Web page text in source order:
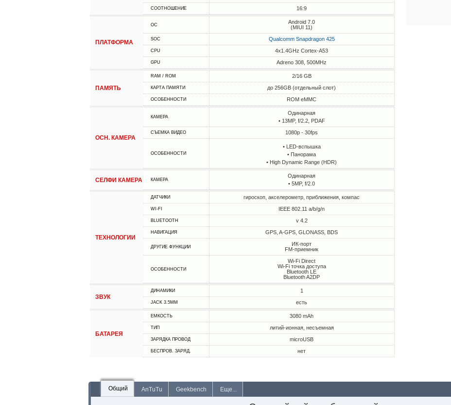
СООТНОШЕНИЕ 16:9
ПЛАТФОРМА
ОС
Android 7.0
(MIUI 11)
SOC Qualcomm Snapdragon 425
CPU 4x1.4GHz Cortex-A53
GPU Adreno 308, 500MHz
ПАМЯТЬ
RAM / ROM 2/16 GB
КАРТА ПАМЯТИ до 256GB (отдельный слот)
ОСОБЕННОСТИ ROM eMMC
ОСН. КАМЕРА
КАМЕРА
Одинарная
• 13MP, f/2.2, PDAF
СЪЕМКА ВИДЕО 1080p - 30fps
ОСОБЕННОСТИ
• LED-вспышка
• Панорама
• High Dynamic Range (HDR)
СЕЛФИ КАМЕРА КАМЕРА
Одинарная
• 5MP, f/2.0
ТЕХНОЛОГИИ
ДАТЧИКИ гироскоп, акселерометр, приближения, компас
WI-FI IEEE 802.11 a/b/g/n
BLUETOOTH v 4.2
НАВИГАЦИЯ GPS, A-GPS, GLONASS, BDS
ДРУГИЕ ФУНКЦИИ
ИК-порт
FM-приемник
ОСОБЕННОСТИ
Wi-Fi Direct
Wi-Fi точка доступа
Bluetooth LE
Bluetooth A2DP
ЗВУК
ДИНАМИКИ 1
JACK 3.5MM есть
БАТАРЕЯ
ЕМКОСТЬ 3080 mAh
ТИП литий-ионная, несъемная
ЗАРЯДКА ПРОВОД microUSB
БЕСПРОВ. ЗАРЯД. нет
Общий AnTuTu Geekbench Еще...